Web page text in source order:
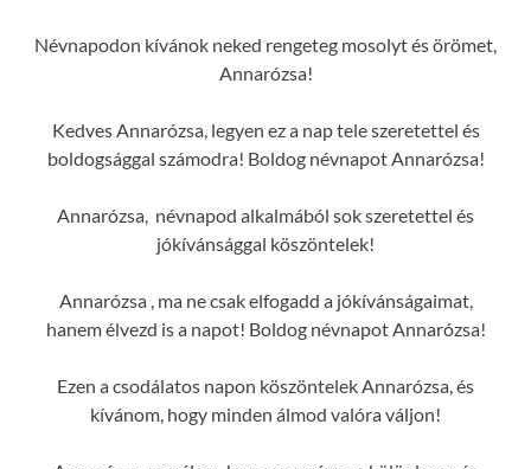
Névnapodon kívánok neked rengeteg mosolyt és örömet,
Annarózsa!
Kedves Annarózsa, legyen ez a nap tele szeretettel és
boldogsággal számodra! Boldog névnapot Annarózsa!
Annarózsa, névnapod alkalmából sok szeretettel és
jókívánsággal köszöntelek!
Annarózsa , ma ne csak elfogadd a jókívánságaimat,
hanem élvezd is a napot! Boldog névnapot Annarózsa!
Ezen a csodálatos napon köszöntelek Annarózsa, és
kívánom, hogy minden álmod valóra váljon!